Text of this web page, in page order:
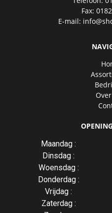
Fax:
E-mail:
Maandag :
Dinsdag :
Woensdag :
Donderdag :
Vrijdag :
Zaterdag :